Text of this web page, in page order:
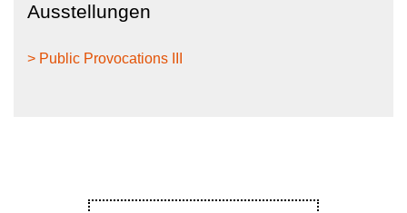
Ausstellungen
> Public Provocations III